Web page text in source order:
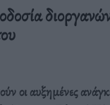
οι αυξημένες